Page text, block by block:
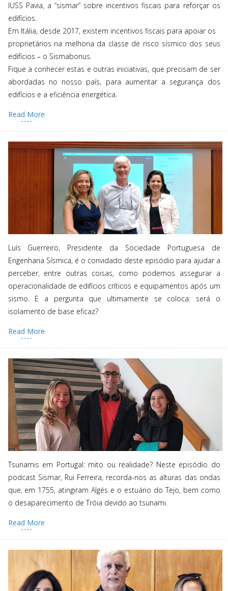
IUSS Pavia, a “sismar” sobre incentivos fiscais para reforçar os
edifícios.
Em Itália, desde 2017, existem incentivos fiscais para apoiar os
proprietários na melhoria da classe de risco sísmico dos seus
edifícios – o Sismabonus.
Fique a conhecer estas e outras iniciativas, que precisam de ser
abordadas no nosso país, para aumentar a segurança dos
edifícios e a eficiência energética.
Read More
Luís Guerreiro, Presidente da Sociedade Portuguesa de
Engenharia Sísmica, é o convidado deste episódio para ajudar a
perceber, entre outras coisas, como podemos assegurar a
operacionalidade de edifícios críticos e equipamentos após um
sismo. E a pergunta que ultimamente se coloca: será o
isolamento de base eficaz?
Read More
Tsunamis em Portugal: mito ou realidade? Neste episódio do
podcast Sismar, Rui Ferreira, recorda-nos as alturas das ondas
que, em 1755, atingiram Algés e o estuário do Tejo, bem como
o desaparecimento de Tróia devido ao tsunami.
Read More